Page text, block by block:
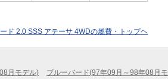
ド 2.0 SSS アテーサ 4WDの燃費・トップヘ
月モデル)
ブルーバード(97年09月～98年08月